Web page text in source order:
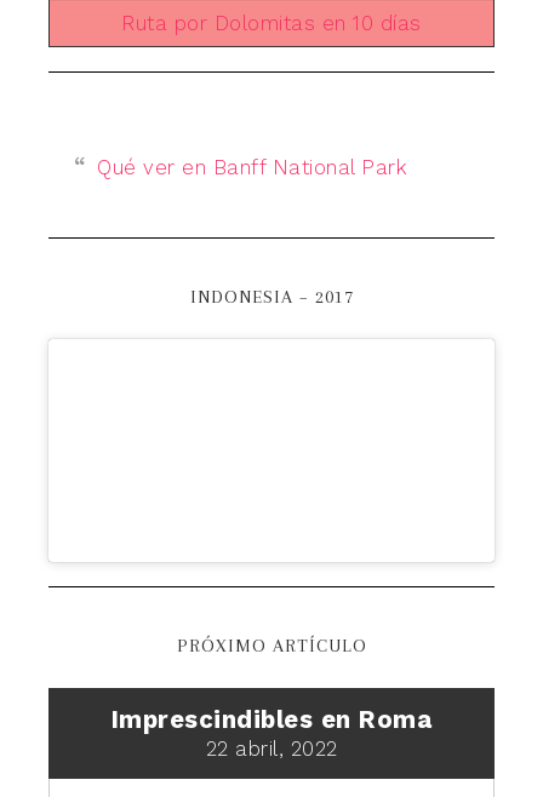
Ruta por Dolomitas en 10 días
Qué ver en Banff National Park
INDONESIA – 2017
PRÓXIMO ARTÍCULO
Imprescindibles en Roma
22 abril, 2022